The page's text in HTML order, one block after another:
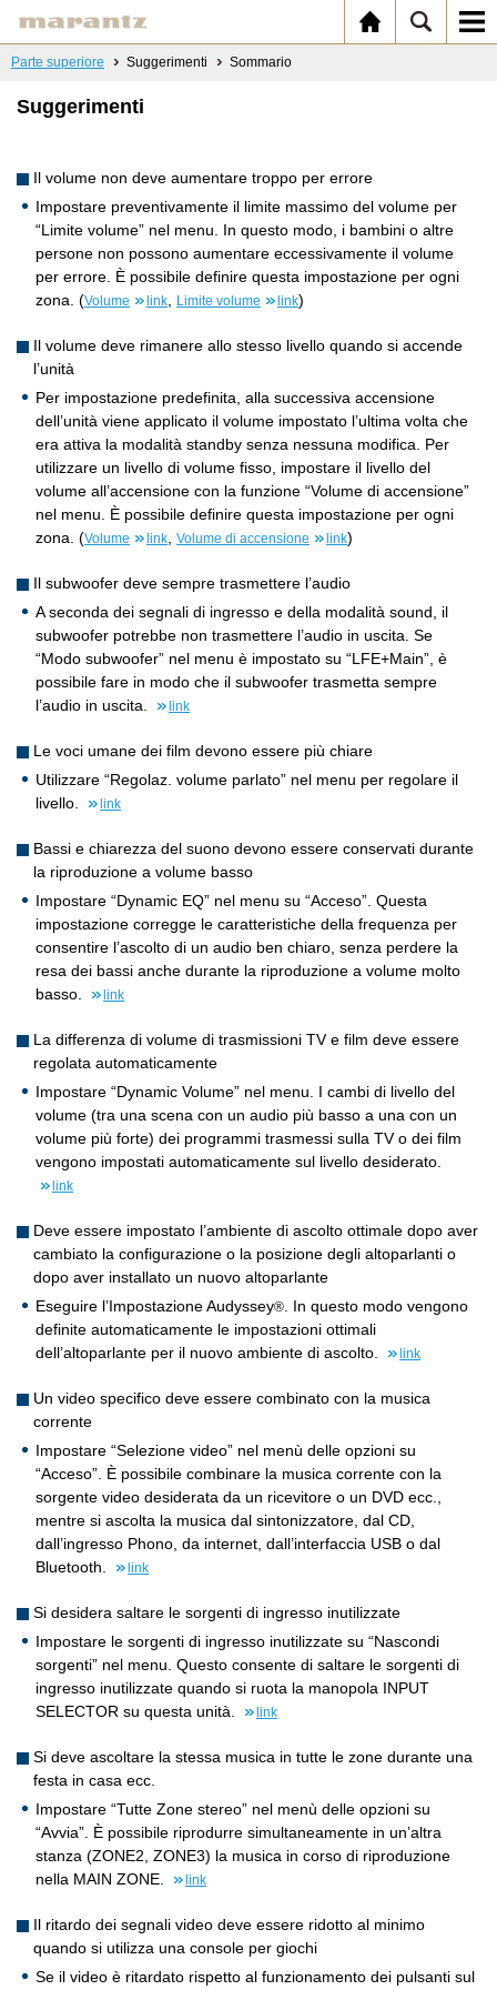
Parte superiore Suggerimenti Sommario
Suggerimenti
Il volume non deve aumentare troppo per errore
Impostare preventivamente il limite massimo del volume per
“Limite volume” nel menu. In questo modo, i bambini o altre
persone non possono aumentare eccessivamente il volume
per errore. È possibile definire questa impostazione per ogni
zona. (Volume link Limite volume link)
Il volume deve rimanere allo stesso livello quando si accende
l’unità
Per impostazione predefinita, alla successiva accensione
dell’unità viene applicato il volume impostato l’ultima volta che
era attiva la modalità standby senza nessuna modifica. Per
utilizzare un livello di volume fisso, impostare il livello del
volume all’accensione con la funzione “Volume di accensione”
nel menu. È possibile definire questa impostazione per ogni
zona. (Volume link Volume di accensione link)
Il subwoofer deve sempre trasmettere l’audio
A seconda dei segnali di ingresso e della modalità sound, il
subwoofer potrebbe non trasmettere l’audio in uscita. Se
“Modo subwoofer” nel menu è impostato su “LFE+Main”, è
possibile fare in modo che il subwoofer trasmetta sempre
l’audio in uscita.
link
Le voci umane dei film devono essere più chiare
Utilizzare “Regolaz. volume parlato” nel menu per regolare il
livello.
link
Bassi e chiarezza del suono devono essere conservati durante
la riproduzione a volume basso
Impostare “Dynamic EQ” nel menu su “Acceso”. Questa
impostazione corregge le caratteristiche della frequenza per
consentire l’ascolto di un audio ben chiaro, senza perdere la
resa dei bassi anche durante la riproduzione a volume molto
basso.
link
La differenza di volume di trasmissioni TV e film deve essere
regolata automaticamente
Impostare “Dynamic Volume” nel menu. I cambi di livello del
volume (tra una scena con un audio più basso a una con un
volume più forte) dei programmi trasmessi sulla TV o dei film
vengono impostati automaticamente sul livello desiderato.
link
Deve essere impostato l’ambiente di ascolto ottimale dopo aver
cambiato la configurazione o la posizione degli altoparlanti o
dopo aver installato un nuovo altoparlante
Eseguire l’Impostazione Audyssey®
. In questo modo vengono
definite automaticamente le impostazioni ottimali
dell’altoparlante per il nuovo ambiente di ascolto.
link
Un video specifico deve essere combinato con la musica
corrente
Impostare “Selezione video” nel menù delle opzioni su
“Acceso”. È possibile combinare la musica corrente con la
sorgente video desiderata da un ricevitore o un DVD ecc.,
mentre si ascolta la musica dal sintonizzatore, dal CD,
dall’ingresso Phono, da internet, dall’interfaccia USB o dal
Bluetooth.
link
Si desidera saltare le sorgenti di ingresso inutilizzate
Impostare le sorgenti di ingresso inutilizzate su “Nascondi
sorgenti” nel menu. Questo consente di saltare le sorgenti di
ingresso inutilizzate quando si ruota la manopola INPUT
SELECTOR su questa unità.
link
Si deve ascoltare la stessa musica in tutte le zone durante una
festa in casa ecc.
Impostare “Tutte Zone stereo” nel menù delle opzioni su
“Avvia”. È possibile riprodurre simultaneamente in un’altra
stanza (ZONE2, ZONE3) la musica in corso di riproduzione
nella MAIN ZONE.
link
Il ritardo dei segnali video deve essere ridotto al minimo
quando si utilizza una console per giochi
Se il video è ritardato rispetto al funzionamento dei pulsanti sul